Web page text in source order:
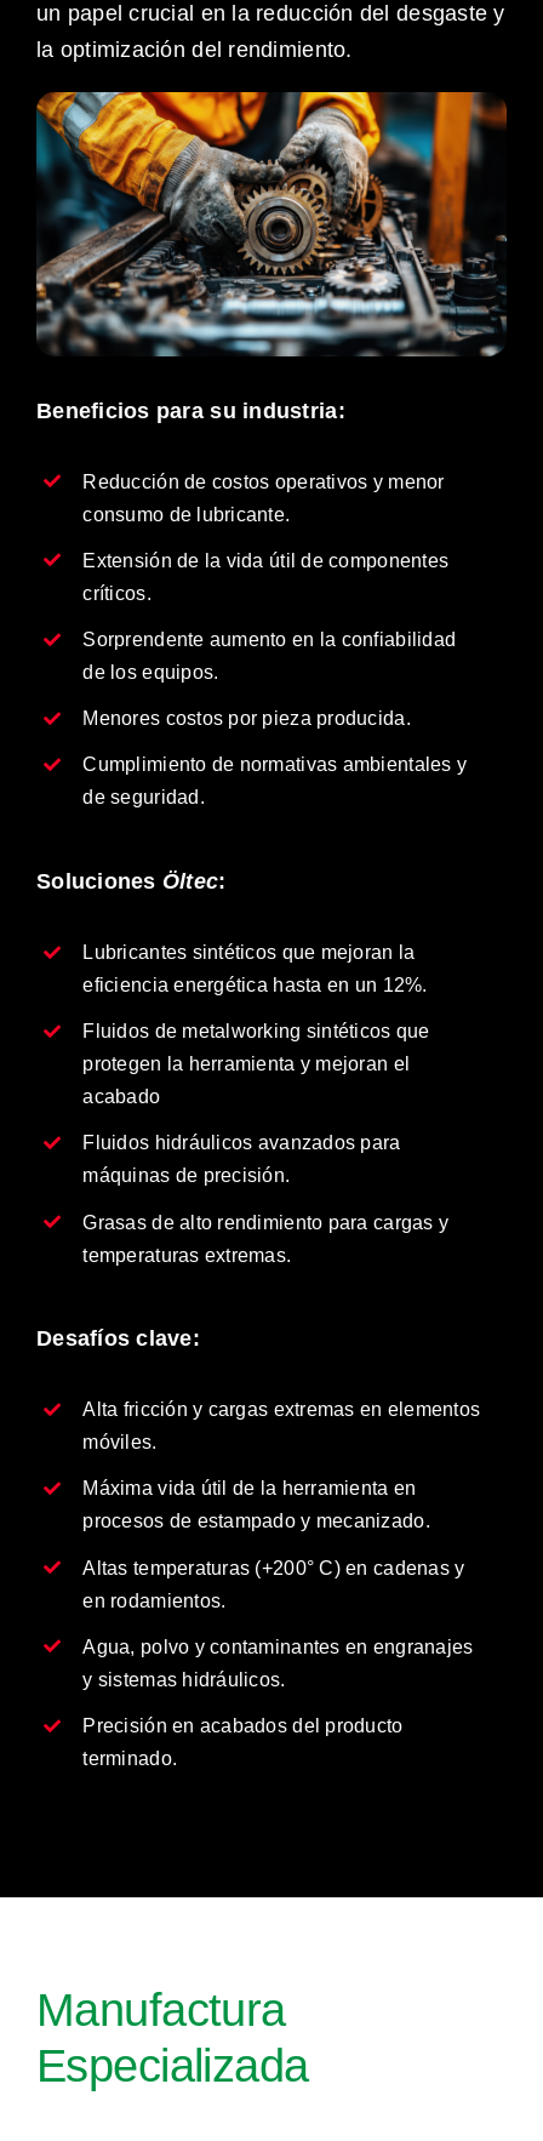
un papel crucial en la reducción del desgaste y
la optimización del rendimiento.
Beneficios para su industria:
Reducción de costos operativos y menor
consumo de lubricante.
Extensión de la vida útil de componentes
críticos.
Sorprendente aumento en la confiabilidad
de los equipos.
Menores costos por pieza producida.
Cumplimiento de normativas ambientales y
de seguridad.
Soluciones Öltec:
Lubricantes sintéticos que mejoran la
eficiencia energética hasta en un 12%.
Fluidos de metalworking sintéticos que
protegen la herramienta y mejoran el
acabado
Fluidos hidráulicos avanzados para
máquinas de precisión.
Grasas de alto rendimiento para cargas y
temperaturas extremas.
Desafíos clave:
Alta fricción y cargas extremas en elementos
móviles.
Máxima vida útil de la herramienta en
procesos de estampado y mecanizado.
Altas temperaturas (+200° C) en cadenas y
en rodamientos.
Agua, polvo y contaminantes en engranajes
y sistemas hidráulicos.
Precisión en acabados del producto
terminado.
Manufactura
Especializada